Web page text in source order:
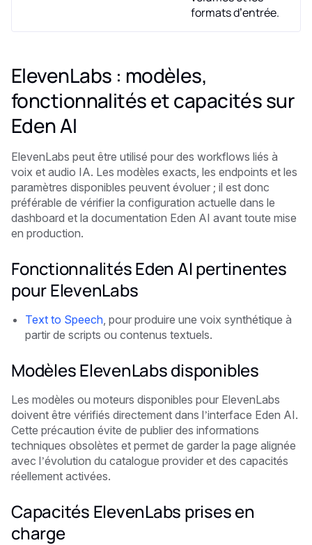
formats d’entrée.
ElevenLabs : modèles,
fonctionnalités et capacités sur
Eden AI
ElevenLabs peut être utilisé pour des workflows liés à
voix et audio IA. Les modèles exacts, les endpoints et les
paramètres disponibles peuvent évoluer ; il est donc
préférable de vérifier la configuration actuelle dans le
dashboard et la documentation Eden AI avant toute mise
en production.
Fonctionnalités Eden AI pertinentes
pour ElevenLabs
Text to Speech, pour produire une voix synthétique à
partir de scripts ou contenus textuels.
Modèles ElevenLabs disponibles
Les modèles ou moteurs disponibles pour ElevenLabs
doivent être vérifiés directement dans l’interface Eden AI.
Cette précaution évite de publier des informations
techniques obsolètes et permet de garder la page alignée
avec l’évolution du catalogue provider et des capacités
réellement activées.
Capacités ElevenLabs prises en
charge